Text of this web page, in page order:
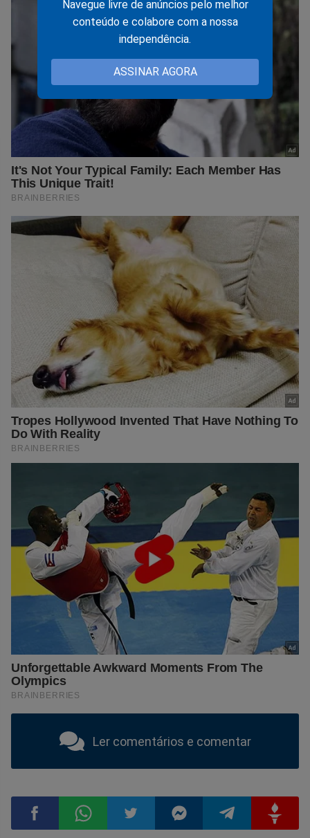
Navegue livre de anúncios pelo melhor
conteúdo e colabore com a nossa
independência.
ASSINAR AGORA
Ler comentários e comentar